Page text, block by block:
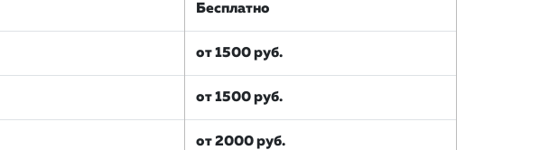
Бесплатно
от 1500 руб.
от 1500 руб.
от 2000 руб.